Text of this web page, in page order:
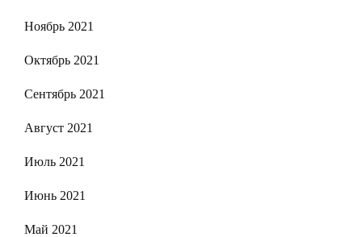
Ноябрь 2021
Октябрь 2021
Сентябрь 2021
Август 2021
Июль 2021
Июнь 2021
Май 2021